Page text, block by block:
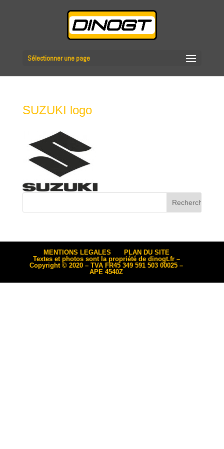
Sélectionner une page
SUZUKI logo
MENTIONS LEGALES
PLAN DU SITE
Textes et photos sont la propriété de dinogt.fr –
Copyright © 2020 – TVA FR45 349 591 503 00025 –
APE 4540Z